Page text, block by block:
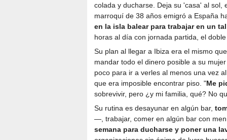
colada y ducharse. Deja su 'casa' al sol,
marroquí de 38 años emigró a España
en la isla balear para trabajar en un
horas al día con jornada partida, el
Su plan al llegar a Ibiza era el mismo
mandar todo el dinero posible a su
poco para ir a verles al menos una vez
que era imposible encontrar piso. "Me
sobrevivir, pero ¿y mi familia, qué? No
Su rutina es desayunar en algún bar,
—, trabajar, comer en algún bar con
semana para ducharse y poner una